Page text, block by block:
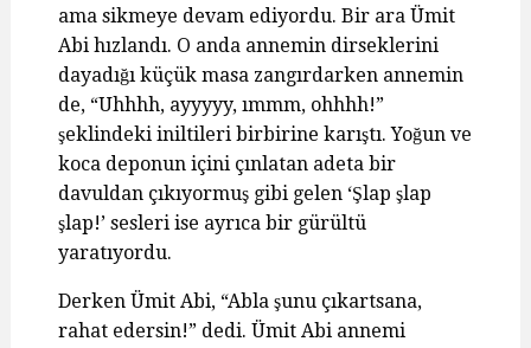
ama sikmeye devam ediyordu. Bir ara Ümit
Abi hızlandı. O anda annemin dirseklerini
dayadığı küçük masa zangırdarken annemin
de, “Uhhhh, ayyyyy, ımmm, ohhhh!”
şeklindeki iniltileri birbirine karıştı. Yoğun ve
koca deponun içini çınlatan adeta bir
davuldan çıkıyormuş gibi gelen ‘Şlap şlap
şlap!’ sesleri ise ayrıca bir gürültü
yaratıyordu.
Derken Ümit Abi, “Abla şunu çıkartsana,
rahat edersin!” dedi. Ümit Abi annemi